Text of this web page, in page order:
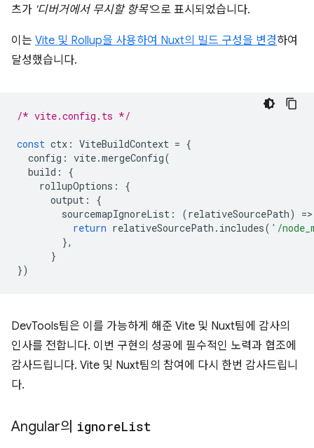
츠가 '디버거에서 무시할 항목'으로 표시되었습니다.
이는 Vite 및 Rollup을 사용하여 Nuxt의 빌드 구성을 변경하여
달성했습니다.
/* vite.config.ts */
const ctx : ViteBuildContext = {
config : vite.mergeConfig(
build :
{
rollupOptions :
{
output :
{
sourcemapIgnoreList : (relativeSourcePath) =>
return relativeSourcePath . includes( '/
},
}
})
DevTools팀은 이를 가능하게 해준 Vite 및 Nuxt팀에 감사의
인사를 전합니다. 이번 구현의 성공에 필수적인 노력과 협조에
감사드립니다. Vite 및 Nuxt팀의 참여에 다시 한번 감사드립니
다.
Angular의 ignoreList